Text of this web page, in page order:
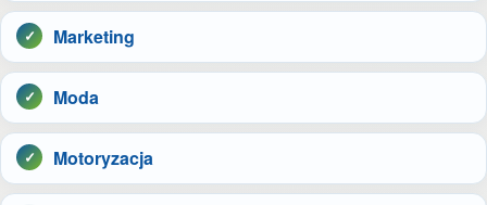
Marketing
Moda
Motoryzacja